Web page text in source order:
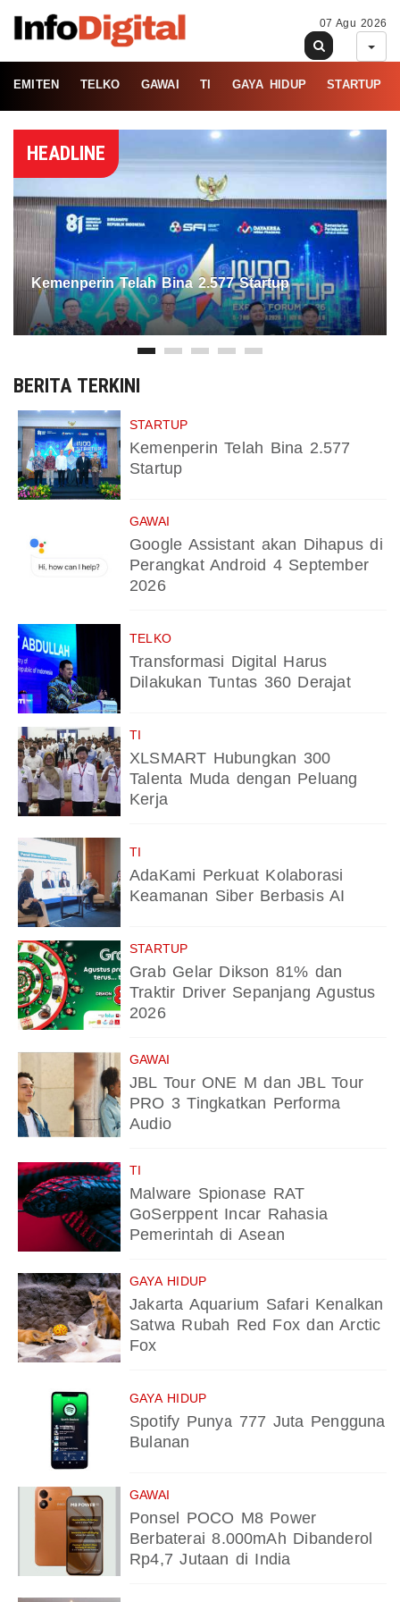
07 Agu 2026
EMITEN TELKO GAWAI TI GAYA HIDUP STARTUP
HEADLINE
Kemenperin Telah Bina 2.577 Startup
BERITA TERKINI
STARTUP
Kemenperin Telah Bina 2.577
Startup
GAWAI
Google Assistant akan Dihapus di
Perangkat Android 4 September
2026
TELKO
Transformasi Digital Harus
Dilakukan Tuntas 360 Derajat
TI
XLSMART Hubungkan 300
Talenta Muda dengan Peluang
Kerja
TI
AdaKami Perkuat Kolaborasi
Keamanan Siber Berbasis AI
STARTUP
Grab Gelar Dikson 81% dan
Traktir Driver Sepanjang Agustus
2026
GAWAI
JBL Tour ONE M dan JBL Tour
PRO 3 Tingkatkan Performa
Audio
TI
Malware Spionase RAT
GoSerppent Incar Rahasia
Pemerintah di Asean
GAYA HIDUP
Jakarta Aquarium Safari Kenalkan
Satwa Rubah Red Fox dan Arctic
Fox
GAYA HIDUP
Spotify Punya 777 Juta Pengguna
Bulanan
GAWAI
Ponsel POCO M8 Power
Berbaterai 8.000mAh Dibanderol
Rp4,7 Jutaan di India